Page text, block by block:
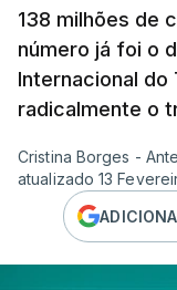
138 milhões de
número já foi o
Internacional do
radicalmente o
Cristina Borges -
atualizado 13